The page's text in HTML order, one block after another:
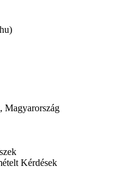
Magyarország
Kérdések